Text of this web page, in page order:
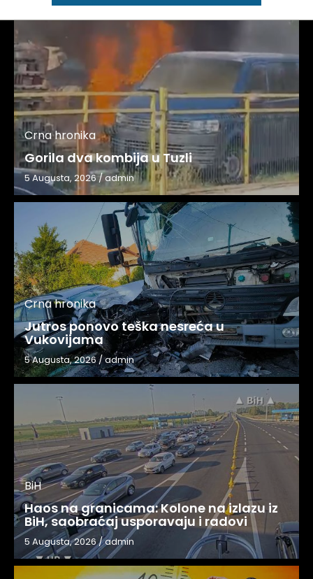
Crna hronika
Gorila dva kombija u Tuzli
5 Augusta, 2026/admin
Crna hronika
Jutros ponovo teška nesreća u
Vukovijama
5 Augusta, 2026/admin
BiH
Haos na granicama: Kolone na izlazu iz
BiH, saobraćaj usporavaju i radovi
5 Augusta, 2026/admin